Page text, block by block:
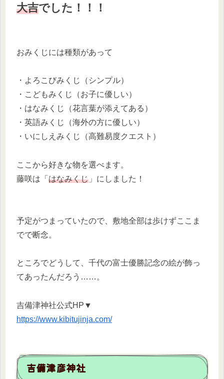
大吉でした！！！
おみくじには種類があって
・よろこびみくじ（シンプル）
・こどもみくじ（お子に優しい）
・はなみくじ（花言葉が添えてある）
・英語みくじ（海外の方に優しい）
・いにしえみくじ（高難易度クエスト）
ここから好きな物を選べます。
藤咲は「 はなみくじ 」にしました！
予定がつまっていたので、敷地全部は歩けずここま
でで断念。
ところでどうして、千代の富士優勝記念の絵が飾っ
てあったんだろう……。
吉備津神社公式HP▼
https://www.kibitujinja.com/
吉備津彦神社